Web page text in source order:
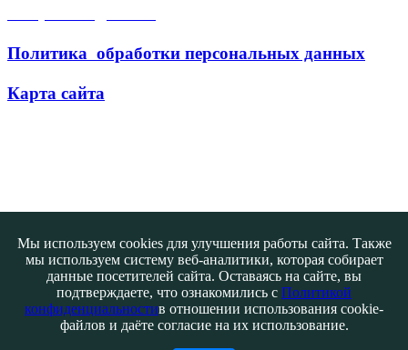
Политика обработки персональных данных
Карта сайта
Контакты
Мы используем cookies для улучшения работы сайта. Также
мы используем систему веб-аналитики, которая собирает
данные посетителей сайта. Оставаясь на сайте, вы
подтверждаете, что ознакомились с Политикой
конфиденциальностив отношении использования cookie-
файлов и даёте согласие на их использование.